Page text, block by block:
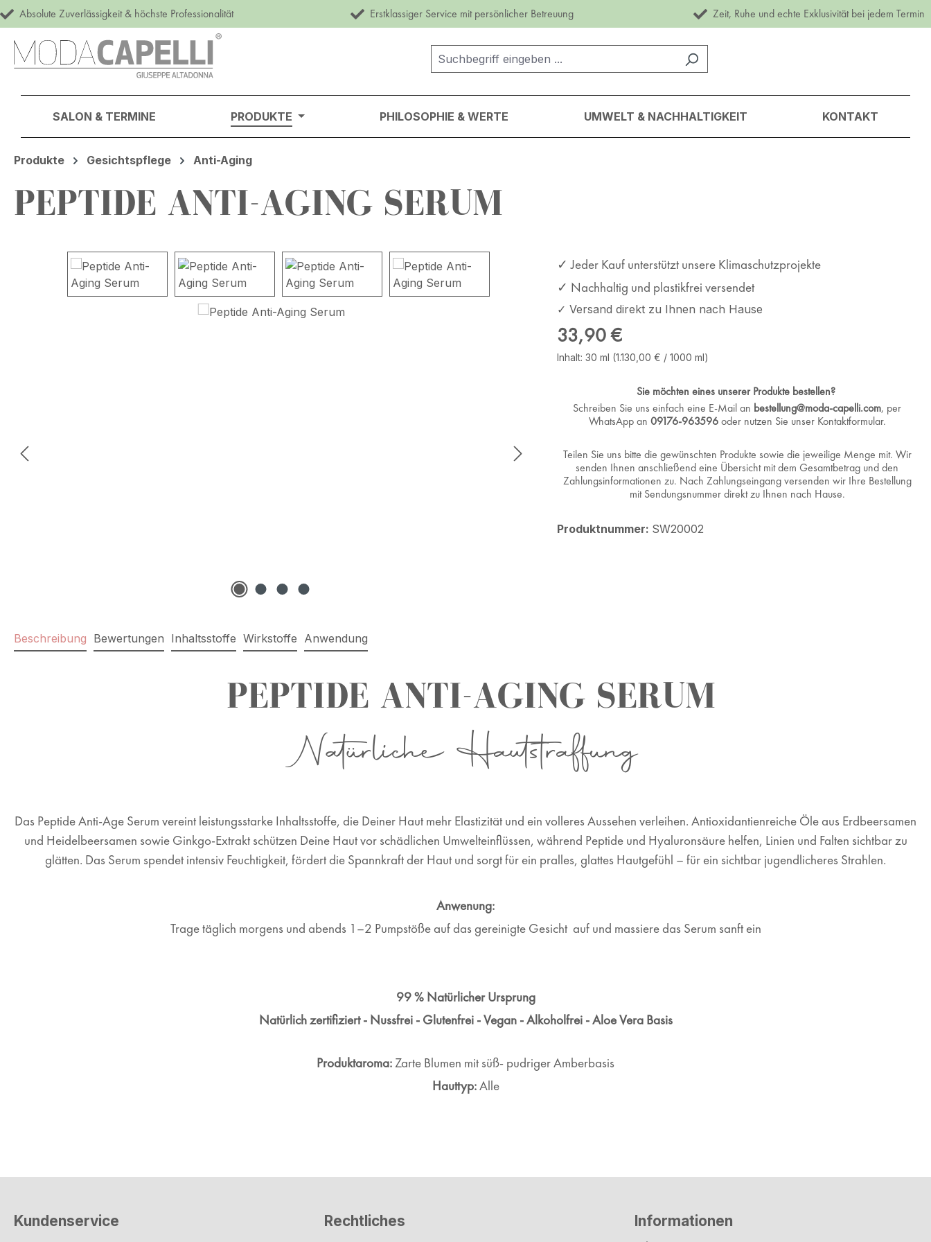
Hauptinhalt springen
Zur Suche springen
Zur Hauptnavigation springen
Absolute Zuverlässigkeit & höchste Professionalität Erstklassiger Service mit persönlicher Betreuung Zeit, Ruhe und echte Exklusivität bei jedem Termin
SALON & TERMINE PRODUKTE PHILOSOPHIE & WERTE UMWELT & NACHHALTIGKEIT KONTAKT
Produkte Gesichtspflege Anti-Aging
PEPTIDE ANTI-AGING SERUM
Bildergalerie überspringen
✓ Jeder Kauf unterstützt unsere Klimaschutzprojekte
✓ Nachhaltig und plastikfrei versendet
✓ Versand direkt zu Ihnen nach Hause
Regulärer Preis:
33,90 €
Inhalt: 30 ml (1.130,00 € / 1000 ml)
Sie möchten eines unserer Produkte bestellen?
Schreiben Sie uns einfach eine E-Mail an bestellung@moda-capelli.com, per
WhatsApp an 09176-963596oder nutzen Sie unser Kontaktformular.
Teilen Sie uns bitte die gewünschten Produkte sowie die jeweilige Menge mit. Wir
senden Ihnen anschließend eine Übersicht mit dem Gesamtbetrag und den
Zahlungsinformationen zu. Nach Zahlungseingang versenden wir Ihre Bestellung
mit Sendungsnummer direkt zu Ihnen nach Hause.
Produktnummer: SW20002
Beschreibung Bewertungen Inhaltsstoffe Wirkstoffe Anwendung
PEPTIDE ANTI-AGING SERUM
Natürliche Hautstraffung
Das Peptide Anti-Age Serum vereint leistungsstarke Inhaltsstoffe, die Deiner Haut mehr Elastizität und ein volleres Aussehen verleihen. Antioxidantienreiche Öle aus Erdbeersamen
und Heidelbeersamen sowie Ginkgo-Extrakt schützen Deine Haut vor schädlichen Umwelteinflüssen, während Peptide und Hyaluronsäure helfen, Linien und Falten sichtbar zu
glätten. Das Serum spendet intensiv Feuchtigkeit, fördert die Spannkraft der Haut und sorgt für ein pralles, glattes Hautgefühl – für ein sichtbar jugendlicheres Strahlen.
Anwenung:
Trage täglich morgens und abends 1–2 Pumpstöße auf das gereinigte Gesicht auf und massiere das Serum sanft ein
99 % Natürlicher Ursprung
Natürlich zertifiziert - Nussfrei - Glutenfrei - Vegan -Alkoholfrei - Aloe Vera Basis
Produktaroma:Zarte Blumen mit süß- pudriger Amberbasis
Hauttyp:Alle
Kundenservice Rechtliches Informationen